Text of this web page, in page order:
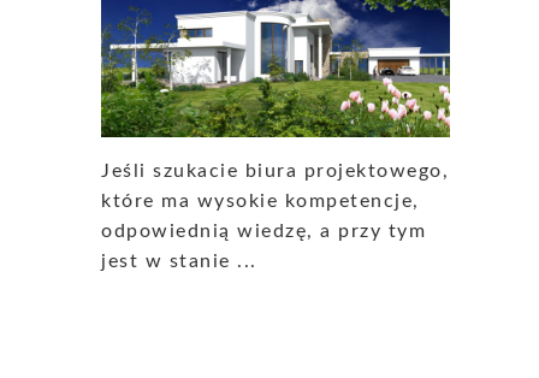
Jeśli szukacie biura projektowego,
które ma wysokie kompetencje,
odpowiednią wiedzę, a przy tym
jest w stanie ...